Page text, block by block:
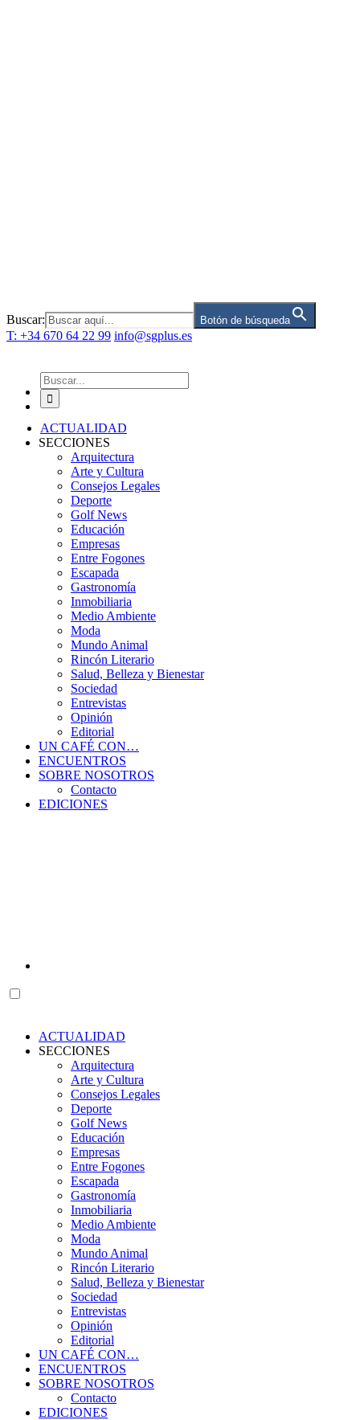
Buscar: Botón de búsqueda
T: +34 670 64 22 99 info@sgplus.es
Buscar:
ACTUALIDAD
SECCIONES
Arquitectura
Arte y Cultura
Consejos Legales
Deporte
Golf News
Educación
Empresas
Entre Fogones
Escapada
Gastronomía
Inmobiliaria
Medio Ambiente
Moda
Mundo Animal
Rincón Literario
Salud, Belleza y Bienestar
Sociedad
Entrevistas
Opinión
Editorial
UN CAFÉ CON…
ENCUENTROS
SOBRE NOSOTROS
Contacto
EDICIONES
ACTUALIDAD
SECCIONES
Arquitectura
Arte y Cultura
Consejos Legales
Deporte
Golf News
Educación
Empresas
Entre Fogones
Escapada
Gastronomía
Inmobiliaria
Medio Ambiente
Moda
Mundo Animal
Rincón Literario
Salud, Belleza y Bienestar
Sociedad
Entrevistas
Opinión
Editorial
UN CAFÉ CON…
ENCUENTROS
SOBRE NOSOTROS
Contacto
EDICIONES